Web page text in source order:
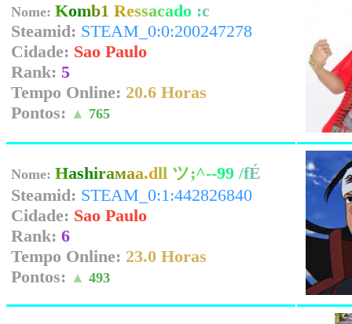
Nome: Komb1 Ressacado :c
Steamid: STEAM_0:0:200247278
Cidade: Sao Paulo
Rank: 5
Tempo Online: 20.6 Horas
Pontos: ▲ 765
Nome: Ηashiraмaa.dll ツ;^--99 /fÉ
Steamid: STEAM_0:1:442826840
Cidade: Sao Paulo
Rank: 6
Tempo Online: 23.0 Horas
Pontos: ▲ 493